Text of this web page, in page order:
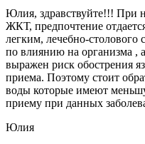
Юлия, здравствуйте!!! При
ЖКТ, предпочтение
легким, лечебно-
по влиянию на организма ,
выражен риск обострения
приема. Поэтому стоит
воды которые имеют
приему при данных
Юлия